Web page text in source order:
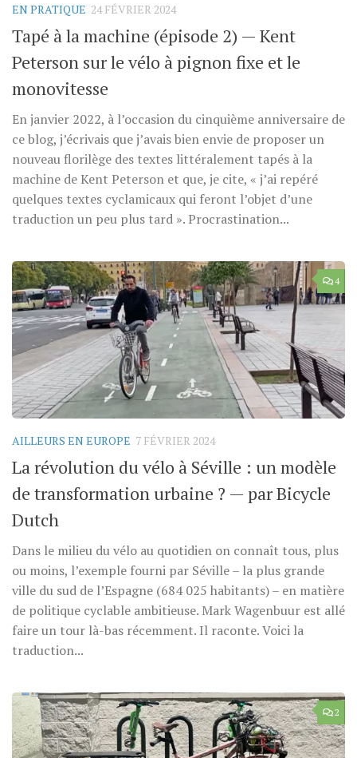
EN PRATIQUE 24 FÉVRIER 2024
Tapé à la machine (épisode 2) — Kent
Peterson sur le vélo à pignon fixe et le
monovitesse
En janvier 2022, à l’occasion du cinquième anniversaire de
ce blog, j’écrivais que j’avais bien envie de proposer un
nouveau florilège des textes littéralement tapés à la
machine de Kent Peterson et que, je cite, « j’ai repéré
quelques textes cyclamicaux qui feront l’objet d’une
traduction un peu plus tard ». Procrastination...
4
AILLEURS EN EUROPE 7 FÉVRIER 2024
La révolution du vélo à Séville : un modèle
de transformation urbaine ? — par Bicycle
Dutch
Dans le milieu du vélo au quotidien on connaît tous, plus
ou moins, l’exemple fourni par Séville – la plus grande
ville du sud de l’Espagne (684 025 habitants) – en matière
de politique cyclable ambitieuse. Mark Wagenbuur est allé
faire un tour là-bas récemment. Il raconte. Voici la
traduction...
2